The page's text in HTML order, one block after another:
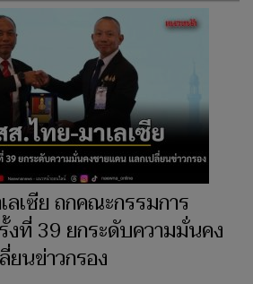
เซีย ถกคณะกรรมการ
งที่ 39 ยกระดับความมั่นคง
นข่าวกรอง